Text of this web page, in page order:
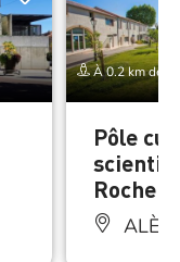
À 0.2 km de
Pôle
ALÈS